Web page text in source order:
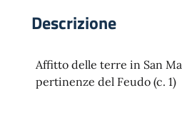
Descrizione
Affitto delle terre in San
pertinenze del Feudo (c. 1)